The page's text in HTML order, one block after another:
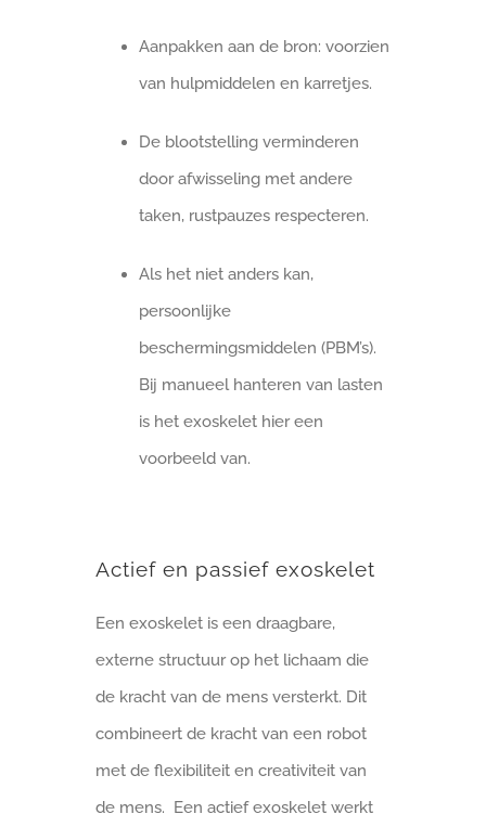
Aanpakken aan de bron: voorzien
van hulpmiddelen en karretjes.
De blootstelling verminderen
door afwisseling met andere
taken, rustpauzes respecteren.
Als het niet anders kan,
persoonlijke
beschermingsmiddelen (PBM’s).
Bij manueel hanteren van lasten
is het exoskelet hier een
voorbeeld van.
Actief en passief exoskelet
Een exoskelet is een draagbare,
externe structuur op het lichaam die
de kracht van de mens versterkt. Dit
combineert de kracht van een robot
met de flexibiliteit en creativiteit van
de mens. Een actief exoskelet werkt